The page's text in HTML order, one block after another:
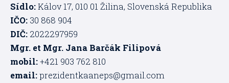
Sídlo:Kálov 17, 010 01 Žilina, Slovenská Republika
IČO: 30 868 904
DIČ: 2022297959
Mgr. et Mgr. Jana Barčák Filipová
mobil:+421 903 762 810
email:prezidentkaaneps@gmail.com